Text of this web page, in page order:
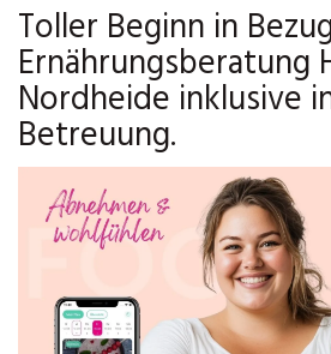
Toller Beginn in
Ernährungsberatung
Nordheide inklusive
Betreuung.